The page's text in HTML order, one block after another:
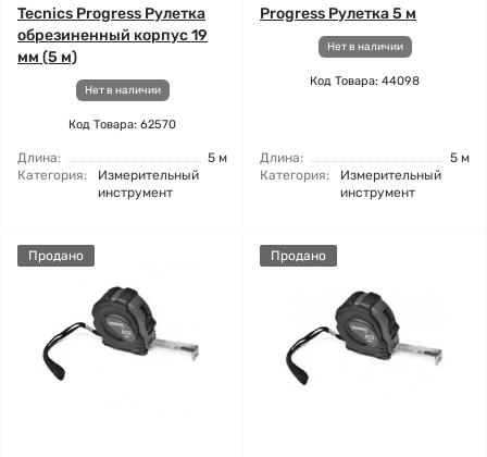
Tecnics Progress Рулетка
обрезиненный корпус 19
мм (5 м)
Нет в наличии
Код Товара: 62570
Длина:
5 м
Категория:
Измерительный
инструмент
Progress Рулетка 5 м
Нет в наличии
Код Товара: 44098
Длина:
5 м
Категория:
Измерительный
инструмент
Продано Продано